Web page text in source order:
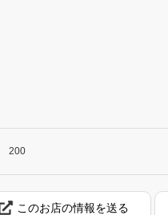
200
このお店の情報を送る